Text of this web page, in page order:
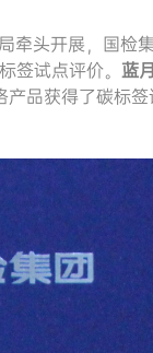
牵头开展，国检
签试点评价。 蓝
产品获得了碳标签